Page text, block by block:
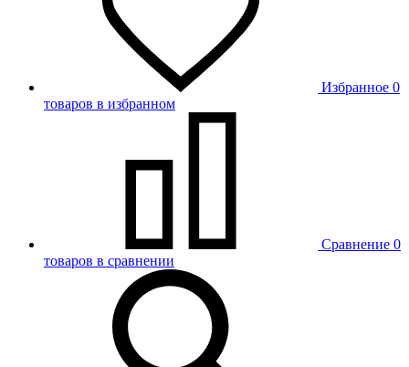
Избранное 0
товаров в избранном
Сравнение 0
товаров в сравнении